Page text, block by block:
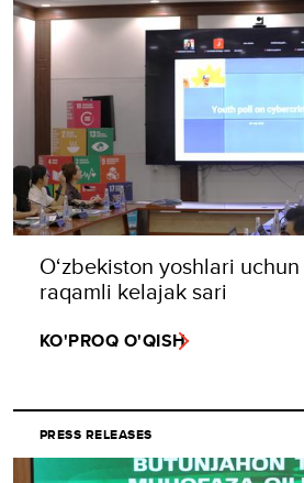
O‘zbekiston yoshlari
raqamli kelajak sari
KO'PROQ O'QISH
PRESS RELEASES